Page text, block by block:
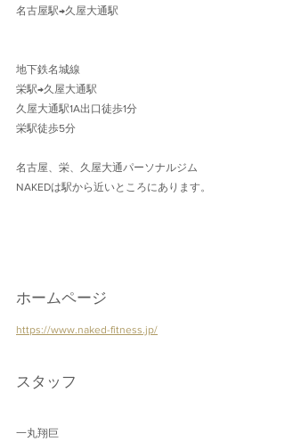
名古屋駅→久屋大通駅
地下鉄名城線
栄駅→久屋大通駅
久屋大通駅1A出口徒歩1分
栄駅徒歩5分
名古屋、栄、久屋大通パーソナルジム
NAKEDは駅から近いところにあります。
ホームページ
https://www.naked-fitness.jp/
スタッフ
一丸翔巨